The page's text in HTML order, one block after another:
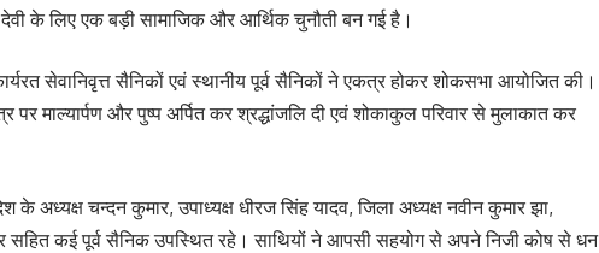
देवी के लिए एक बड़ी सामाजिक और आर्थिक चुनौती बन गई है।
सेवानिवृत्त सैनिकों एवं स्थानीय पूर्व सैनिकों ने एकत्र होकर शोकसभा आयोजित की।
माल्यार्पण और पुष्प अर्पित कर श्रद्धांजलि दी एवं शोकाकुल परिवार से मुलाकात कर
के अध्यक्ष चन्दन कुमार, उपाध्यक्ष धीरज सिंह यादव, जिला अध्यक्ष नवीन कुमार झा,
सहित कई पूर्व सैनिक उपस्थित रहे। साथियों ने आपसी सहयोग से अपने निजी कोष से धन